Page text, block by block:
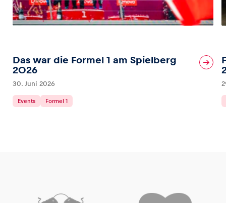
Das war die Formel 1 am Spielberg
2026
30. Juni 2026
Events Formel 1